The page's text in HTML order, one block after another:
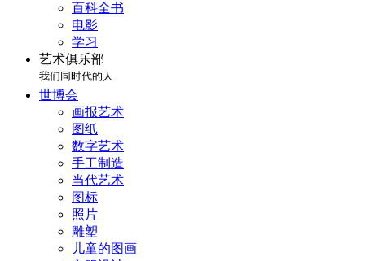
百科全书
电影
学习
艺术俱乐部
我们同时代的人
世博会
画报艺术
图纸
数字艺术
手工制造
当代艺术
图标
照片
雕塑
儿童的图画